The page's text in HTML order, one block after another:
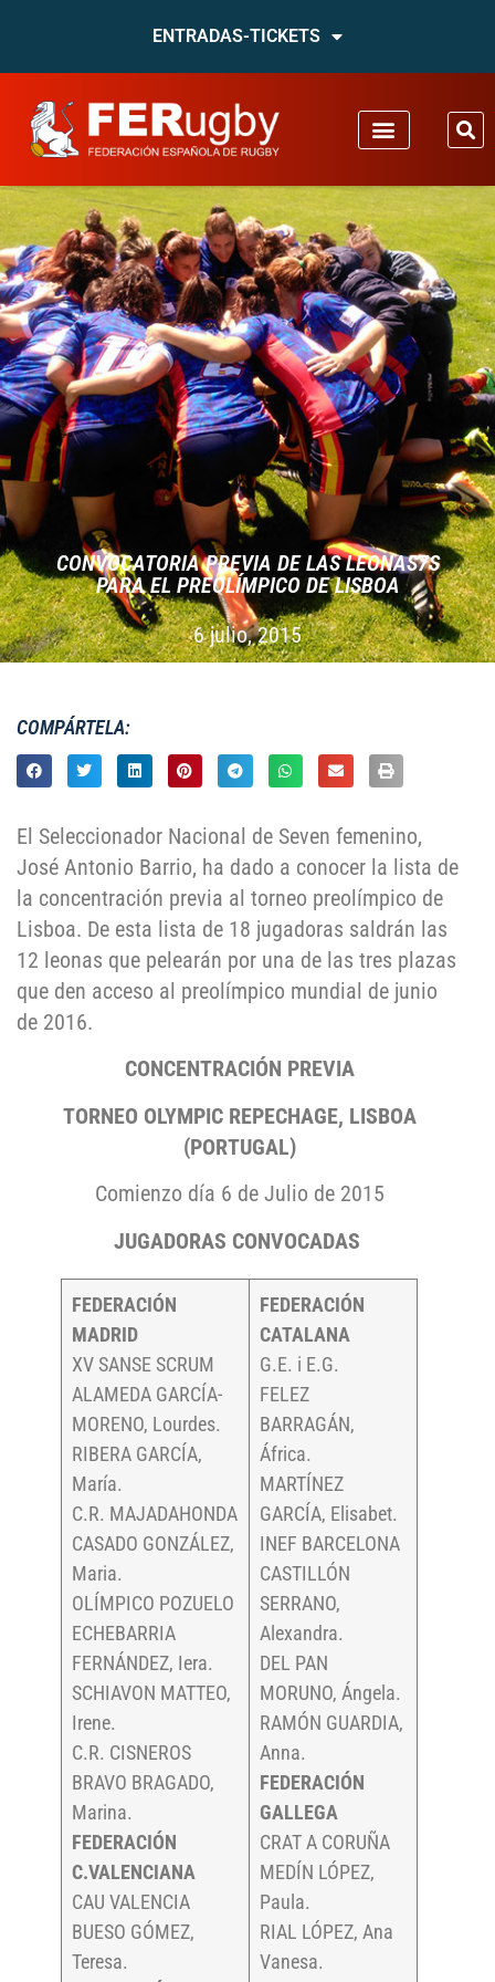
ENTRADAS-TICKETS
CONVOCATORIA PREVIA DE LAS LEONAS7S
PARA EL PREOLÍ­MPICO DE LISBOA
6 julio, 2015
COMPÁRTELA:
El Seleccionador Nacional de Seven femenino,
José Antonio Barrio, ha dado a conocer la lista de
la concentración previa al torneo preolímpico de
Lisboa. De esta lista de 18 jugadoras saldrán las
12 leonas que pelearán por una de las tres plazas
que den acceso al preolímpico mundial de junio
de 2016.
CONCENTRACIÓN PREVIA
TORNEO OLYMPIC REPECHAGE, LISBOA
(PORTUGAL)
Comienzo día 6 de Julio de 2015
JUGADORAS CONVOCADAS
FEDERACIÓN
MADRID
XV SANSE SCRUM
ALAMEDA GARCÍA-
MORENO, Lourdes.
RIBERA GARCÍA,
María.
C.R. MAJADAHONDA
CASADO GONZÁLEZ,
Maria.
OLÍMPICO POZUELO
ECHEBARRIA
FERNÁNDEZ, Iera.
SCHIAVON MATTEO,
Irene.
C.R. CISNEROS
BRAVO BRAGADO,
Marina.
FEDERACIÓN
C.VALENCIANA
CAU VALENCIA
BUESO GÓMEZ,
Teresa.
FEDERACIÓN
CATALANA
G.E. i E.G.
FELEZ
BARRAGÁN,
África.
MARTÍNEZ
GARCÍA, Elisabet.
INEF BARCELONA
CASTILLÓN
SERRANO,
Alexandra.
DEL PAN
MORUNO, Ángela.
RAMÓN GUARDIA,
Anna.
FEDERACIÓN
GALLEGA
CRAT A CORUÑA
MEDÍN LÓPEZ,
Paula.
RIAL LÓPEZ, Ana
Vanesa.